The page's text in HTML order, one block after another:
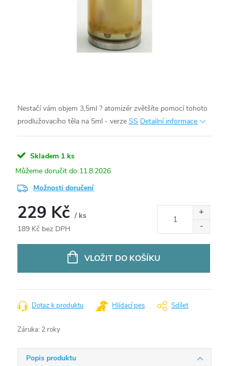
Nestačí vám objem 3,5ml ? atomizér zvětšíte pomocí tohoto
prodlužovacího těla na 5ml - verzeSS Detailní informace
Skladem 1 ks
11.8.2026
Možnosti doručení
229 Kč/ ks
189 Kč bez DPH
VLOŽIT DO KOŠÍKU
Dotaz k produktu Hlídací pes Sdílet
Záruka: 2 roky
Popis produktu